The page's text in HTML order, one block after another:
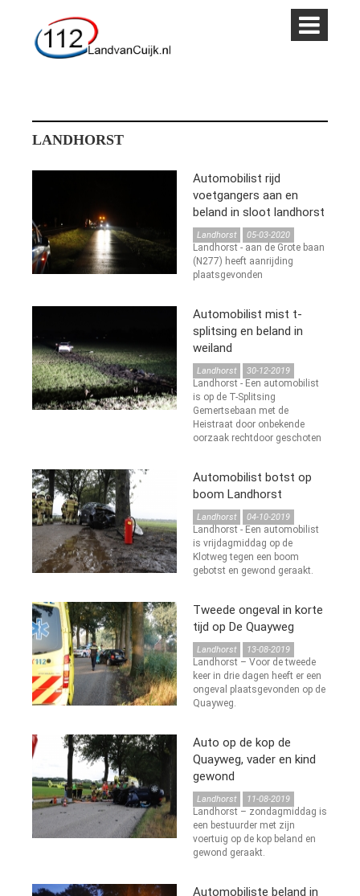
LANDHORST
Automobilist rijd
voetgangers aan en
beland in sloot landhorst
Landhorst 05-03-2020
Landhorst - aan de Grote baan
(N277) heeft aanrijding
plaatsgevonden
Automobilist mist t-
splitsing en beland in
weiland
Landhorst 30-12-2019
Landhorst - Een automobilist
is op de T-Splitsing
Gemertsebaan met de
Heistraat door onbekende
oorzaak rechtdoor geschoten
Automobilist botst op
boom Landhorst
Landhorst 04-10-2019
Landhorst - Een automobilist
is vrijdagmiddag op de
Klotweg tegen een boom
gebotst en gewond geraakt.
Tweede ongeval in korte
tijd op De Quayweg
Landhorst 13-08-2019
Landhorst – Voor de tweede
keer in drie dagen heeft er een
ongeval plaatsgevonden op de
Quayweg.
Auto op de kop de
Quayweg, vader en kind
gewond
Landhorst 11-08-2019
Landhorst – zondagmiddag is
een bestuurder met zijn
voertuig op de kop beland en
gewond geraakt.
Automobiliste beland in